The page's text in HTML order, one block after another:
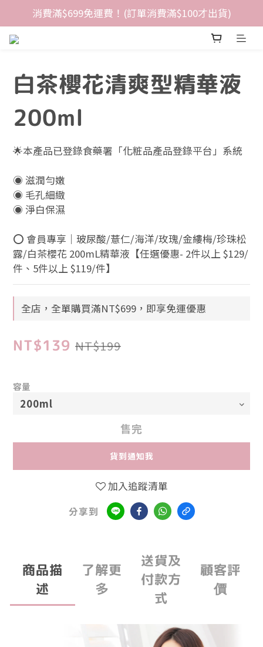
消費滿$699免運費！(訂單消費滿$100才出貨)
白茶櫻花清爽型精華液
200ml
🌟本產品已登錄食藥署「化粧品產品登錄平台」系統
◉ 滋潤勻嫩
◉ 毛孔細緻
◉ 淨白保濕
⭕ 會員專享｜玻尿酸/薏仁/海洋/玫瑰/金縷梅/珍珠松
露/白茶櫻花 200mL精華液【任選優惠- 2件以上 $129/
件、5件以上 $119/件】
全店，全單購買滿NT$699，即享免運優惠
NT$139 NT$199
容量
售完
貨到通知我
加入追蹤清單
分享到
商品描
述
了解更
多
送貨及
付款方
式
顧客評
價